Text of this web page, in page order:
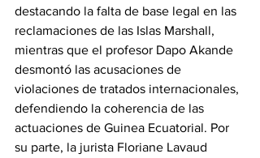
destacando la falta de base legal en las
reclamaciones de las Islas Marshall,
mientras que el profesor Dapo Akande
desmontó las acusaciones de
violaciones de tratados internacionales,
defendiendo la coherencia de las
actuaciones de Guinea Ecuatorial. Por
su parte, la jurista Floriane Lavaud